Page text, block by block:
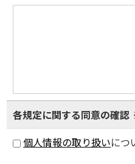
各規定に関する同意の確認
個人情報の取り扱いにつ